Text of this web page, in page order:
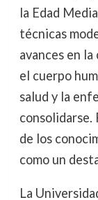
la Edad
técnicas
avances en
el cuerpo
salud y la
consolidarse.
de los
como un
La